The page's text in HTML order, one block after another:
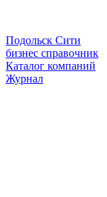
Подольск Сити
бизнес справочник
Каталог компаний
Журнал